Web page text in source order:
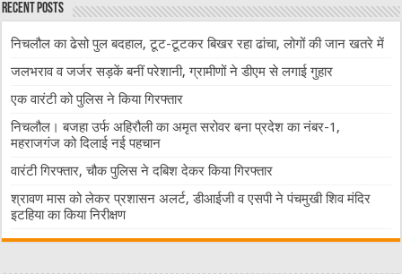
Recent Posts
निचलौल का ढेसो पुल बदहाल, टूट-टूटकर बिखर रहा ढांचा, लोगों की जान खतरे में
जलभराव व जर्जर सड़कें बनीं परेशानी, ग्रामीणों ने डीएम से लगाई गुहार
एक वारंटी को पुलिस ने किया गिरफ्तार
निचलौल। बजहा उर्फ अहिरौली का अमृत सरोवर बना प्रदेश का नंबर-1,
महराजगंज को दिलाई नई पहचान
वारंटी गिरफ्तार, चौक पुलिस ने दबिश देकर किया गिरफ्तार
श्रावण मास को लेकर प्रशासन अलर्ट, डीआईजी व एसपी ने पंचमुखी शिव मंदिर
इटहिया का किया निरीक्षण